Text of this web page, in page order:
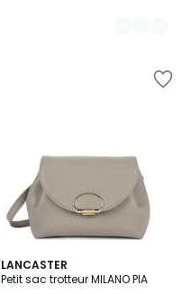
LANCASTER
Petit sac trotteur MILANO PIA
10
Couleurs